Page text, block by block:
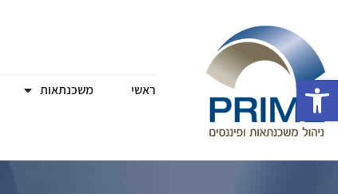
פתח סרגל נגישות ראשי משכנתאות